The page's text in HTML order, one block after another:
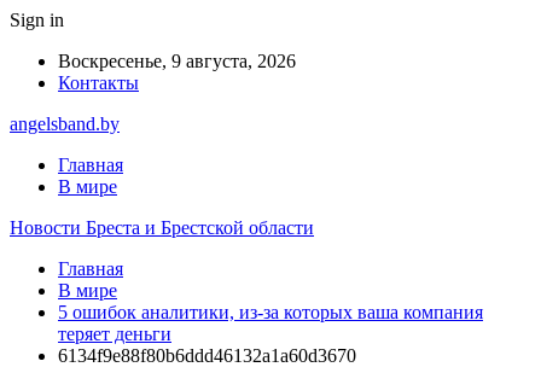
Sign in
Воскресенье, 9 августа, 2026
Контакты
angelsband.by
Главная
В мире
Новости Бреста и Брестской области
Главная
В мире
5 ошибок аналитики, из-за которых ваша компания
теряет деньги
6134f9e88f80b6ddd46132a1a60d3670